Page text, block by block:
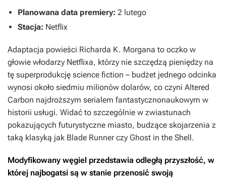
Planowana data premiery: 2 lutego
Stacja: Netflix
Adaptacja powieści Richarda K. Morgana to oczko w
głowie włodarzy Netflixa, którzy nie szczędzą pieniędzy na
tę superprodukcję science fiction – budżet jednego odcinka
wynosi około siedmiu milionów dolarów, co czyni Altered
Carbon najdroższym serialem fantastycznonaukowym w
historii usługi. Widać to szczególnie w zwiastunach
pokazujących futurystyczne miasto, budzące skojarzenia z
taką klasyką jak Blade Runnerczy Ghost in the Shell .
Modyfikowany węgiel przedstawia odległą przyszłość, w
której najbogatsi są w stanie przenosić swoją